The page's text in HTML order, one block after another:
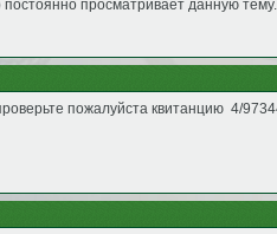
просматривает данную тему.
пожалуйста квитанцию 4/